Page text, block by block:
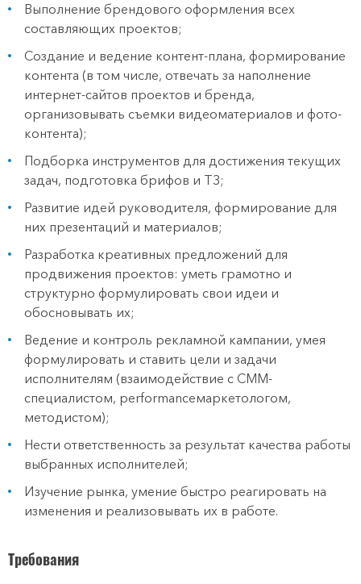
Выполнение брендового оформления всех
составляющих проектов;
Создание и ведение контент-плана, формирование
контента (в том числе, отвечать за наполнение
интернет-сайтов проектов и бренда,
организовывать съемки видеоматериалов и фото-
контента);
Подборка инструментов для достижения текущих
задач, подготовка брифов и ТЗ;
Развитие идей руководителя, формирование для
них презентаций и материалов;
Разработка креативных предложений для
продвижения проектов: уметь грамотно и
структурно формулировать свои идеи и
обосновывать их;
Ведение и контроль рекламной кампании, умея
формулировать и ставить цели и задачи
исполнителям (взаимодействие с СММ-
специалистом, performanceмаркетологом,
методистом);
Нести ответственность за результат качества работы
выбранных исполнителей;
Изучение рынка, умение быстро реагировать на
изменения и реализовывать их в работе.
Требования